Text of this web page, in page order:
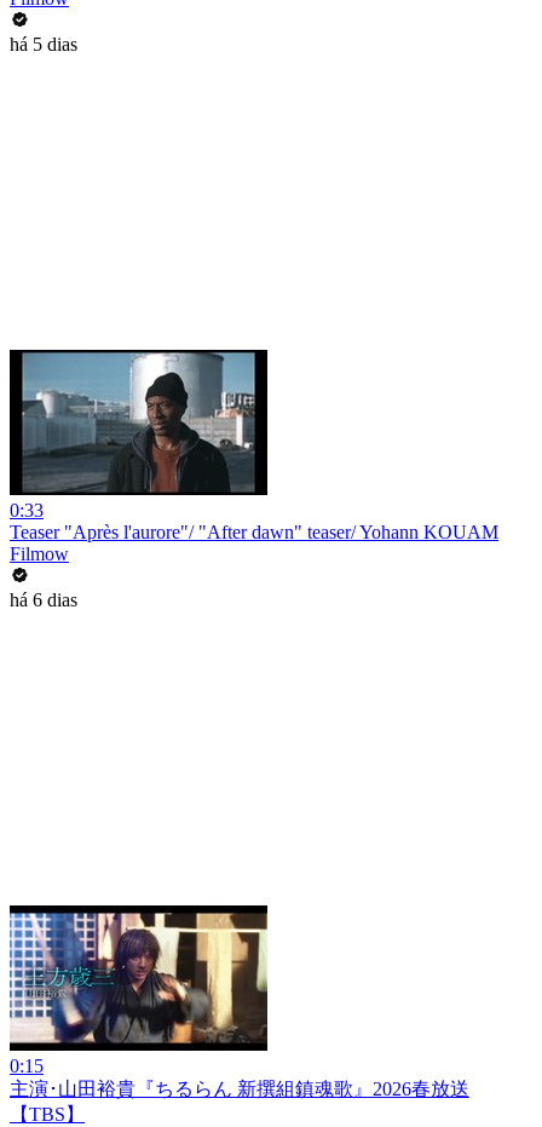
há 5 dias
0:33
Teaser "Après l'aurore"/ "After dawn" teaser/ Yohann KOUAM
Filmow
há 6 dias
0:15
主演･山田裕貴『ちるらん 新撰組鎮魂歌』2026春放送
【TBS】